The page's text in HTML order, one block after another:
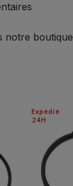
notre boutique
24H
Expédié